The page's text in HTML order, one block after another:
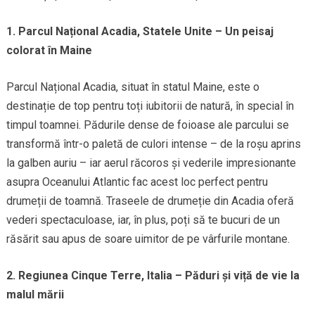
1. Parcul Național Acadia, Statele Unite – Un peisaj
colorat în Maine
Parcul Național Acadia, situat în statul Maine, este o
destinație de top pentru toți iubitorii de natură, în special în
timpul toamnei. Pădurile dense de foioase ale parcului se
transformă într-o paletă de culori intense – de la roșu aprins
la galben auriu – iar aerul răcoros și vederile impresionante
asupra Oceanului Atlantic fac acest loc perfect pentru
drumeții de toamnă. Traseele de drumeție din Acadia oferă
vederi spectaculoase, iar, în plus, poți să te bucuri de un
răsărit sau apus de soare uimitor de pe vârfurile montane.
2. Regiunea Cinque Terre, Italia – Păduri și viță de vie la
malul mării